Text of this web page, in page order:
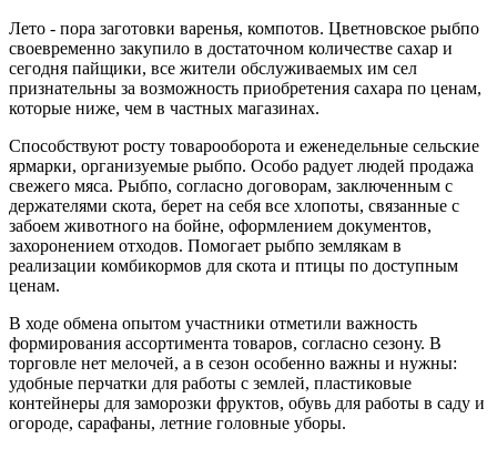
Лето - пора заготовки варенья, компотов. Цветновское рыбпо
своевременно закупило в достаточном количестве сахар и
сегодня пайщики, все жители обслуживаемых им сел
признательны за возможность приобретения сахара по ценам,
которые ниже, чем в частных магазинах.
Способствуют росту товарооборота и еженедельные сельские
ярмарки, организуемые рыбпо. Особо радует людей продажа
свежего мяса. Рыбпо, согласно договорам, заключенным с
держателями скота, берет на себя все хлопоты, связанные с
забоем животного на бойне, оформлением документов,
захоронением отходов. Помогает рыбпо землякам в
реализации комбикормов для скота и птицы по доступным
ценам.
В ходе обмена опытом участники отметили важность
формирования ассортимента товаров, согласно сезону. В
торговле нет мелочей, а в сезон особенно важны и нужны:
удобные перчатки для работы с землей, пластиковые
контейнеры для заморозки фруктов, обувь для работы в саду и
огороде, сарафаны, летние головные уборы.